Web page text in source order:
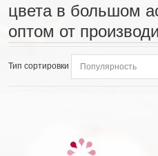
цвета в большом
оптом от
Тип сортировки